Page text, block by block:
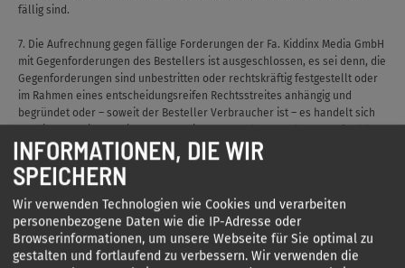
fällig sind.
7. Die Aufrechnung gegen fällige Forderungen der Fa. Kiddinx Media GmbH
mit Gegenforderungen des Bestellers ist ausgeschlossen, es sei denn, die
Gegenforderungen sind unbestritten oder rechtskräftig festgestellt oder
im Rahmen eines entscheidungsreifen Rechtsstreites anhängig und
begründet oder – soweit der Besteller Verbraucher ist – es handelt sich
gerichtete Gegenforderung, die aus demselben Vertragsverhältnis
hervorgegangen ist.
8. Für anerkannte Retouren erteilt die Fa. Kiddinx Media GmbH innerhalb
einer Frist von 14 Tagen nach Eingang der Ware bei der Fa. Kiddinx Media
GmbH eine Gutschrift. Eine vorherige Rechnungskürzung durch den
Besteller ist unzulässig.
INFORMATIONEN, DIE WIR
SPEICHERN
Wir verwenden Technologien wie Cookies und verarbeiten
personenbezogene Daten wie die IP-Adresse oder
Browserinformationen, um unsere Webseite für Sie optimal zu
gestalten und fortlaufend zu verbessern. Wir verwenden die